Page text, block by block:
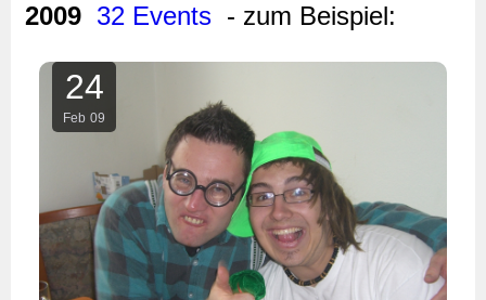
2009 32 Events - zum Beispiel:
24
Feb 09